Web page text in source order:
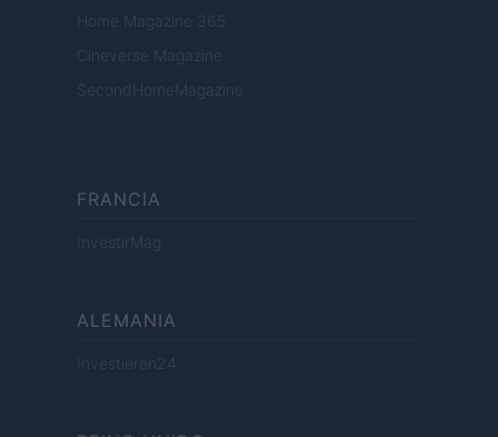
Home Magazine 365
Cineverse Magazine
SecondHomeMagazine
FRANCIA
InvestirMag
ALEMANIA
Investieren24